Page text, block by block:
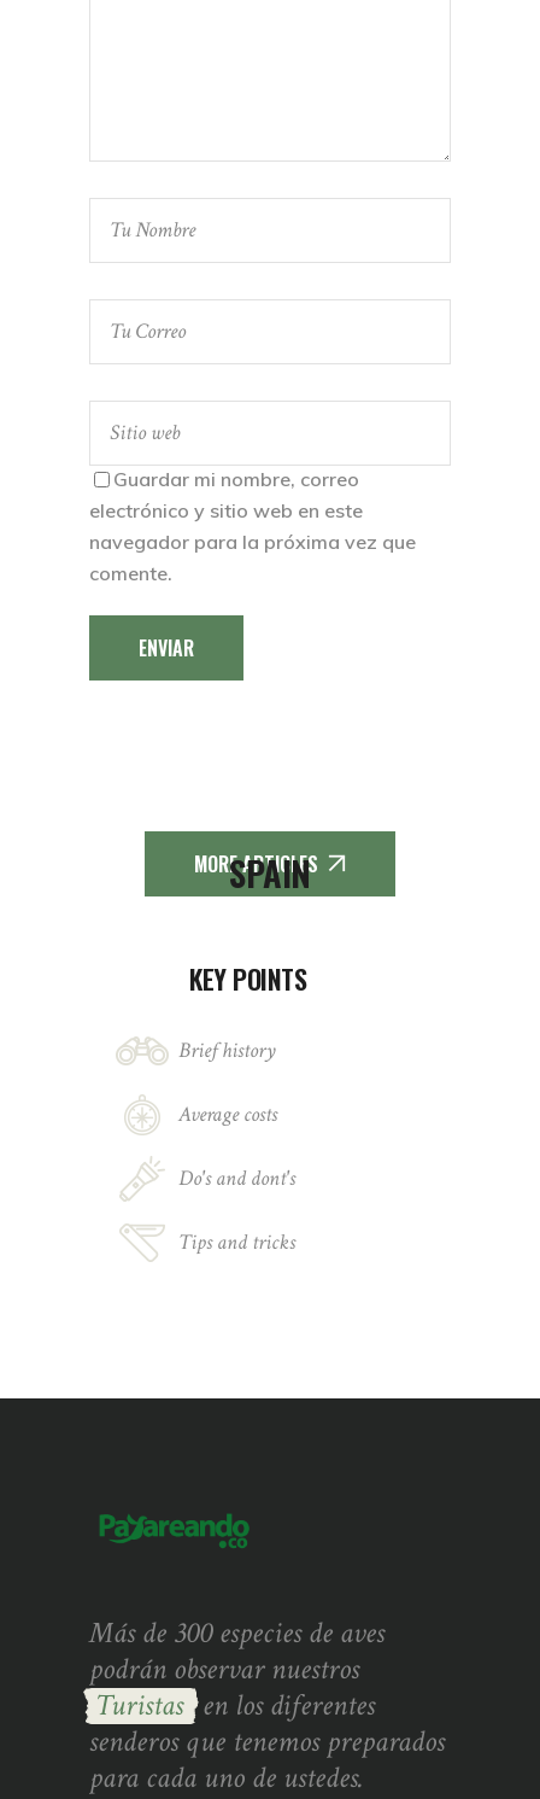
Guardar mi nombre, correo
electrónico y sitio web en este
navegador para la próxima vez que
comente.
ENVIAR
SPAIN
MORE ARTICLES
KEY POINTS
Brief history
Average costs
Do's and dont's
Tips and tricks
Más de 300 especies de aves
podrán observar nuestros
Turistas en los diferentes
senderos que tenemos preparados
para cada uno de ustedes.